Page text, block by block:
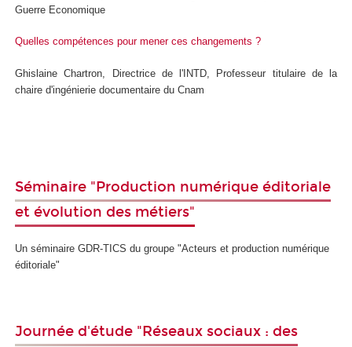
Guerre Economique
Quelles compétences pour mener ces changements ?
Ghislaine Chartron, Directrice de l'INTD, Professeur titulaire de la
chaire d'ingénierie documentaire du Cnam
Séminaire "Production numérique éditoriale
et évolution des métiers"
Un séminaire GDR-TICS du groupe "Acteurs et production numérique
éditoriale"
Journée d'étude "Réseaux sociaux : des